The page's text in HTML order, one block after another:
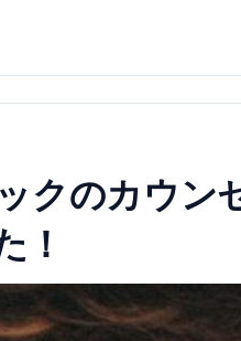
クのカウン
！